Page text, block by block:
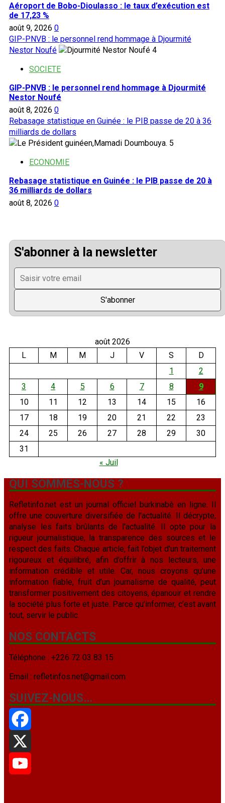
Aéroport de Bobo-Dioulasso : le taux d’exécution est
de 17,23 %
août 9, 2026 0
GIP-PNVB : le personnel rend hommage à Djourmité
Nestor Noufé
4
SOCIETE
GIP-PNVB : le personnel rend hommage à Djourmité
Nestor Noufé
août 8, 2026 0
Rebasage statistique en Guinée : le PIB passe de 20 à 36
milliards de dollars
5
ECONOMIE
Rebasage statistique en Guinée : le PIB passe de 20 à
36 milliards de dollars
août 8, 2026 0
S'abonner à la newsletter
août 2026
L
M M J V S
D
1
2
3
4 5 6 7 8
9
10
11 12 13 14 15
16
17
18 19 20 21 22
23
24
25 26 27 28 29
30
31
« Juil
QUI SOMMES-NOUS ?
Refletinfo.net est un journal officiel burkinabè en ligne. Il
offre une couverture diversifiée de l'actualité. Il décrypte,
analyse les faits brûlants de l'actualité. Il opte pour la
rigueur journalistique, la transparence des sources et le
respect des faits. Chaque article, fait l’objet d’un traitement
rigoureux et équilibré, afin d’offrir à nos lecteurs, une
information crédible et utile. Car, nous croyons qu’une
information fiable, fruit d’un journalisme de qualité, peut
transformer positivement des citoyens, épanouir et rendre
la société plus forte et juste. Parce qu’informer, c’est avant
tout, servir le public.
NOS CONTACTS
Téléphone : +226 72 03 83 15
Email : refletinfos.net@gmail.com
SUIVEZ-NOUS…
Facebook
X